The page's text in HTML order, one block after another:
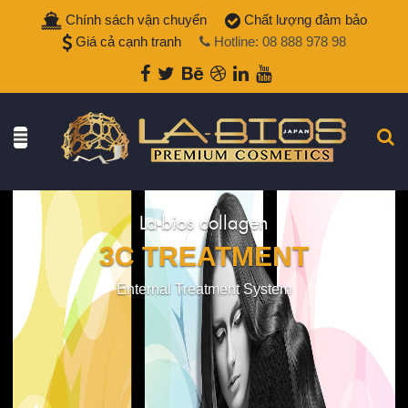
Chính sách vận chuyển
Chất lượng đảm bảo
Giá cả cạnh tranh
Hotline: 08 888 978 98
La-bios collagen
3C TREATMENT
Enternal Treatment System